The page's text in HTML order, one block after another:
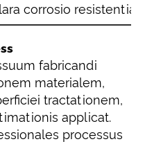
corrosio
fabricandi
materialem,
tractationem,
applicat.
processus